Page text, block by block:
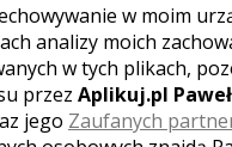
w moim
analizy moich
w tych plikach,
przez Aplikuj.pl
jego Zaufanych